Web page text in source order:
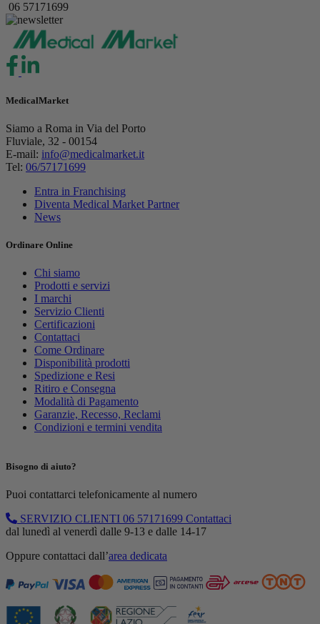
06 57171699
MedicalMarket
Siamo a Roma in Via del Porto
Fluviale, 32 - 00154
E-mail: info@medicalmarket.it
Tel: 06/57171699
Entra in Franchising
Diventa Medical Market Partner
News
Ordinare Online
Chi siamo
Prodotti e servizi
I marchi
Servizio Clienti
Certificazioni
Contattaci
Come Ordinare
Disponibilità prodotti
Spedizione e Resi
Ritiro e Consegna
Modalità di Pagamento
Garanzie, Recesso, Reclami
Condizioni e termini vendita
Bisogno di aiuto?
Puoi contattarci telefonicamente al numero
SERVIZIO CLIENTI 06 57171699 Contattaci
dal lunedì al venerdì dalle 9-13 e dalle 14-17
Oppure contattaci dall’area dedicata